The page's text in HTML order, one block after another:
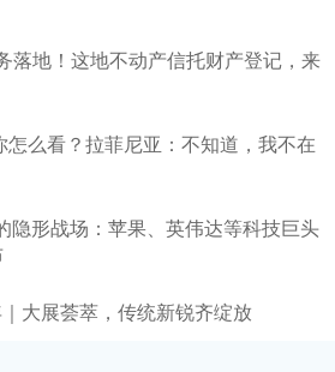
落地！这地不动产信托财产登记，来
么看？拉菲尼亚：不知道，我不在
隐形战场：苹果、英伟达等科技巨头
大展荟萃，传统新锐齐绽放